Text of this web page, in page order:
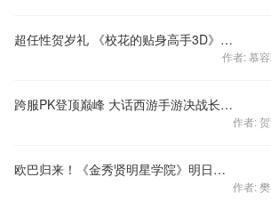
超任性贺岁礼 《校花的贴身高手3D》今日全渠道公测
作者: 慕
跨服PK登顶巅峰 大话西游手游决战长安玩法详解
作者:
欧巴归来！《金秀贤明星学院》明日浪漫上线
作者: